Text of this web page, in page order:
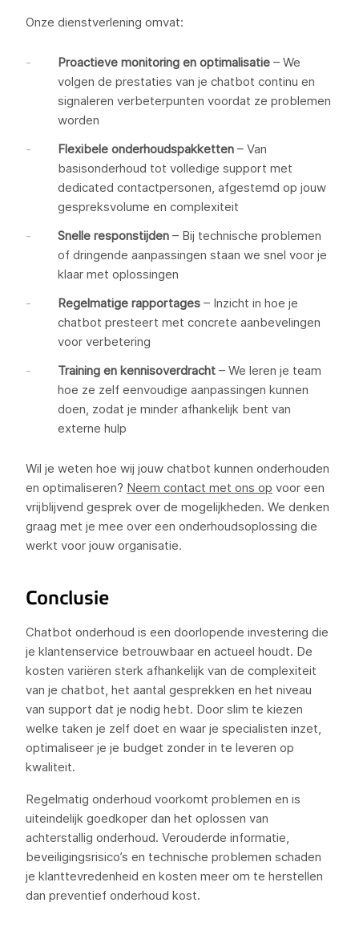
Onze dienstverlening omvat:
Proactieve monitoring en optimalisatie – We
volgen de prestaties van je chatbot continu en
signaleren verbeterpunten voordat ze problemen
worden
Flexibele onderhoudspakketten – Van
basisonderhoud tot volledige support met
dedicated contactpersonen, afgestemd op jouw
gespreksvolume en complexiteit
Snelle responstijden – Bij technische problemen
of dringende aanpassingen staan we snel voor je
klaar met oplossingen
Regelmatige rapportages – Inzicht in hoe je
chatbot presteert met concrete aanbevelingen
voor verbetering
Training en kennisoverdracht – We leren je team
hoe ze zelf eenvoudige aanpassingen kunnen
doen, zodat je minder afhankelijk bent van
externe hulp
Wil je weten hoe wij jouw chatbot kunnen onderhouden
en optimaliseren? Neem contact met ons op voor een
vrijblijvend gesprek over de mogelijkheden. We denken
graag met je mee over een onderhoudsoplossing die
werkt voor jouw organisatie.
Conclusie
Chatbot onderhoud is een doorlopende investering die
je klantenservice betrouwbaar en actueel houdt. De
kosten variëren sterk afhankelijk van de complexiteit
van je chatbot, het aantal gesprekken en het niveau
van support dat je nodig hebt. Door slim te kiezen
welke taken je zelf doet en waar je specialisten inzet,
optimaliseer je je budget zonder in te leveren op
kwaliteit.
Regelmatig onderhoud voorkomt problemen en is
uiteindelijk goedkoper dan het oplossen van
achterstallig onderhoud. Verouderde informatie,
beveiligingsrisico’s en technische problemen schaden
je klanttevredenheid en kosten meer om te herstellen
dan preventief onderhoud kost.